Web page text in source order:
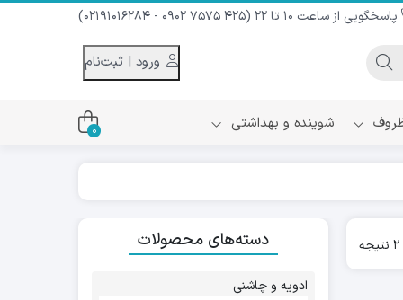
پاسخگویی از ساعت 10 تا 22 (425 7575 0902 - 02191016284)
سرد
شوینده و بهداشتی 0
Sorted
popularity
دسته‌های محصولات
ادویه و چاشنی